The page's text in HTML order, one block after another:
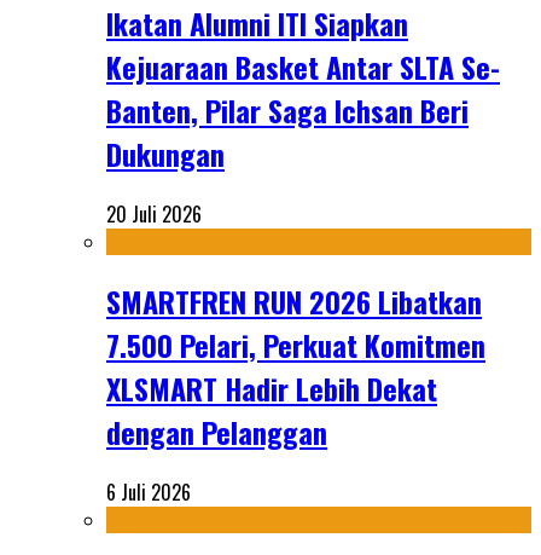
Ikatan Alumni ITI Siapkan
Kejuaraan Basket Antar SLTA Se-
Banten, Pilar Saga Ichsan Beri
Dukungan
20 Juli 2026
SMARTFREN RUN 2026 Libatkan
7.500 Pelari, Perkuat Komitmen
XLSMART Hadir Lebih Dekat
dengan Pelanggan
6 Juli 2026